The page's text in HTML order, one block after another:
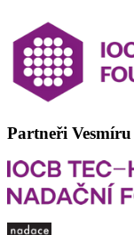
Partneři Vesmíru